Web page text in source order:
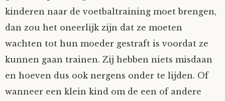
kinderen naar de voetbaltraining moet brengen,
dan zou het oneerlijk zijn dat ze moeten
wachten tot hun moeder gestraft is voordat ze
kunnen gaan trainen. Zij hebben niets misdaan
en hoeven dus ook nergens onder te lijden. Of
wanneer een klein kind om de een of andere